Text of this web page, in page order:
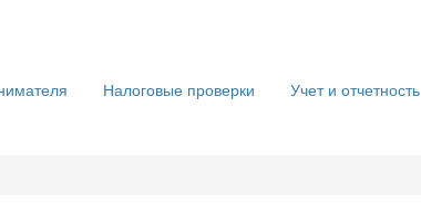
Налоговые проверки Учет и отчетность